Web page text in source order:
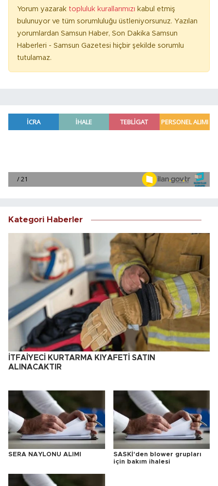
Yorum yazarak topluluk kurallarımızı kabul etmiş
bulunuyor ve tüm sorumluluğu üstleniyorsunuz. Yazılan
yorumlardan Samsun Haber, Son Dakika Samsun
Haberleri - Samsun Gazetesi hiçbir şekilde sorumlu
tutulamaz.
Kategori Haberler
İTFAİYECİ KURTARMA KIYAFETİ SATIN
ALINACAKTIR
SERA NAYLONU ALIMI
SASKİ'den blower grupları
için bakım ihalesi